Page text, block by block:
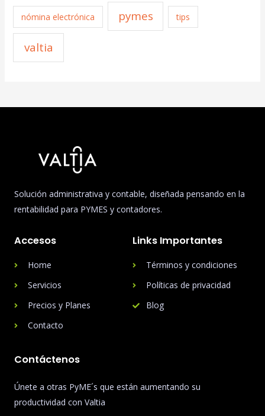
nómina electrónica pymes tips
valtia
Solución administrativa y contable, diseñada pensando en la
rentabilidad para PYMES y contadores.
Accesos
Home
Servicios
Precios y Planes
Contacto
Links Importantes
Términos y condiciones
Políticas de privacidad
Blog
Contáctenos
Únete a otras PyME´s que están aumentando su
productividad con Valtia